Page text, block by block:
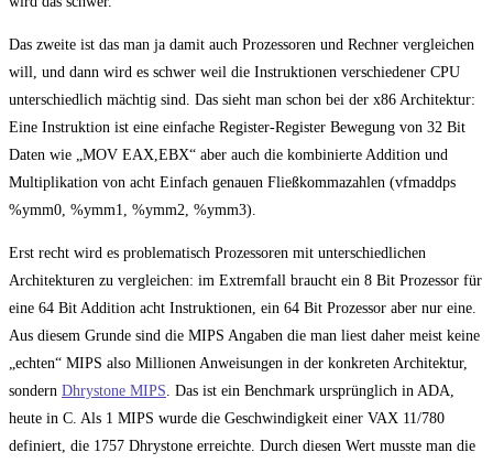
Das zweite ist das man ja damit auch Prozessoren und Rechner vergleichen
will, und dann wird es schwer weil die Instruktionen verschiedener CPU
unterschiedlich mächtig sind. Das sieht man schon bei der x86 Architektur:
Eine Instruktion ist eine einfache Register-Register Bewegung von 32 Bit
Daten wie „MOV EAX,EBX“ aber auch die kombinierte Addition und
Multiplikation von acht Einfach genauen Fließkommazahlen (vfmaddps
%ymm0, %ymm1, %ymm2, %ymm3).
Erst recht wird es problematisch Prozessoren mit unterschiedlichen
Architekturen zu vergleichen: im Extremfall braucht ein 8 Bit Prozessor für
eine 64 Bit Addition acht Instruktionen, ein 64 Bit Prozessor aber nur eine.
Aus diesem Grunde sind die MIPS Angaben die man liest daher meist keine
„echten“ MIPS also Millionen Anweisungen in der konkreten Architektur,
sondern Dhrystone MIPS . Das ist ein Benchmark ursprünglich in ADA,
heute in C. Als 1 MIPS wurde die Geschwindigkeit einer VAX 11/780
definiert, die 1757 Dhrystone erreichte. Durch diesen Wert musste man die